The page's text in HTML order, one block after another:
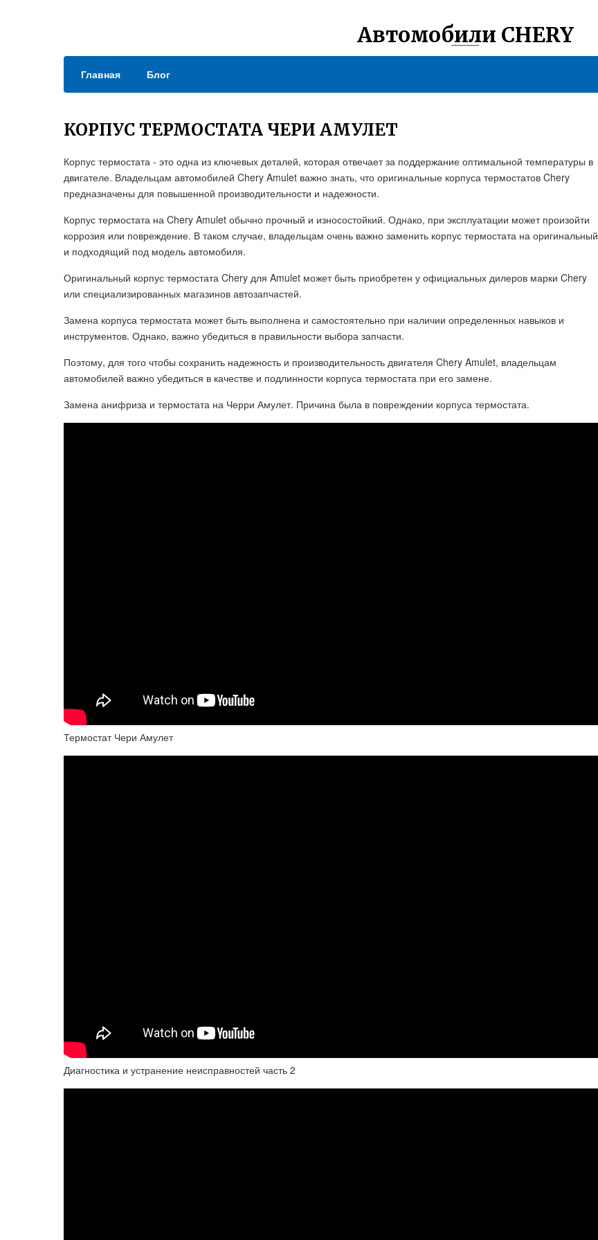
Автомобили CHERY
Главная Блог
КОРПУС ТЕРМОСТАТА ЧЕРИ АМУЛЕТ
Корпус термостата - это одна из ключевых деталей, которая отвечает за поддержание оптимальной температуры в
двигателе. Владельцам автомобилей Chery Amulet важно знать, что оригинальные корпуса термостатов Chery
предназначены для повышенной производительности и надежности.
Корпус термостата на Chery Amulet обычно прочный и износостойкий. Однако, при эксплуатации может произойти
коррозия или повреждение. В таком случае, владельцам очень важно заменить корпус термостата на оригинальный
и подходящий под модель автомобиля.
Оригинальный корпус термостата Chery для Amulet может быть приобретен у официальных дилеров марки Chery
или специализированных магазинов автозапчастей.
Замена корпуса термостата может быть выполнена и самостоятельно при наличии определенных навыков и
инструментов. Однако, важно убедиться в правильности выбора запчасти.
Поэтому, для того чтобы сохранить надежность и производительность двигателя Chery Amulet, владельцам
автомобилей важно убедиться в качестве и подлинности корпуса термостата при его замене.
Замена анифриза и термостата на Черри Амулет. Причина была в повреждении корпуса термостата.
Термостат Чери Амулет
Диагностика и устранение неисправностей часть 2